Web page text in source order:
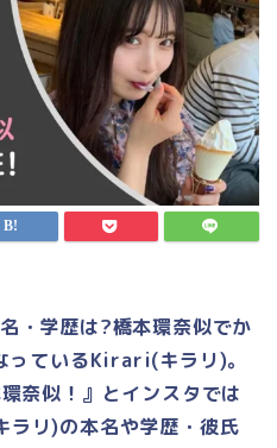
・学歴は?橋本環奈似でか
っているKirari(キラリ)。
奈似！』とインスタでは
リ)の本名や学歴・彼氏